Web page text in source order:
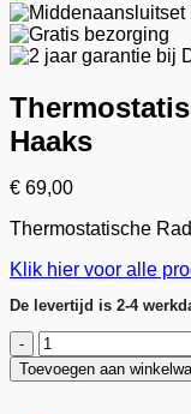
Haaks
€ 69,00
Thermostatische
Klik hier voor alle
De levertijd is 2-4
Thermostatische
Radiatorkraan
Zwart
Toevoegen aan